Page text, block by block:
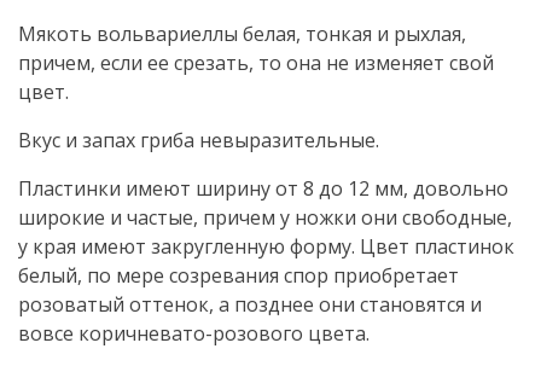
Мякоть вольвариеллы белая, тонкая и рыхлая,
причем, если ее срезать, то она не изменяет свой
цвет.
Вкус и запах гриба невыразительные.
Пластинки имеют ширину от 8 до 12 мм, довольно
широкие и частые, причем у ножки они свободные,
у края имеют закругленную форму. Цвет пластинок
белый, по мере созревания спор приобретает
розоватый оттенок, а позднее они становятся и
вовсе коричневато-розового цвета.